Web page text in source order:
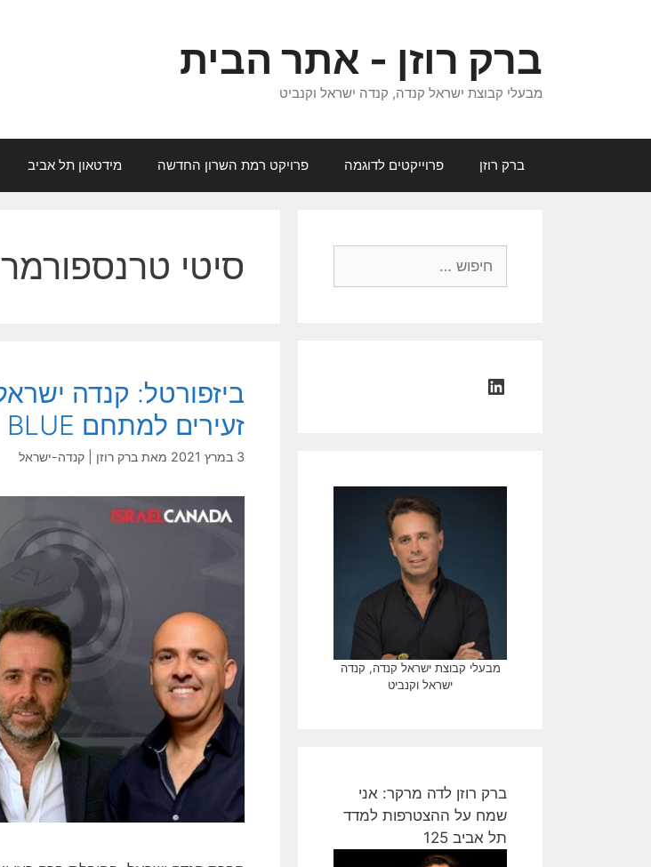
ברק רוזן - אתר הבית
מבעלי קבוצת ישראל קנדה, קנדה ישראל וקנביט
ברק רוזן פרוייקטים לדוגמה פרויקט רמת השרון החדשה מידטאון תל אביב
סיטי טרנספורמר
זעירים למתחם BLUE
3 במרץ 2021 מאת ברק רוזן | קנדה-ישראל
LinkedIn
מבעלי קבוצת ישראל קנדה, קנדה
ישראל וקנביט
ברק רוזן לדה מרקר: אני
שמח על ההצטרפות למדד
תל אביב 125